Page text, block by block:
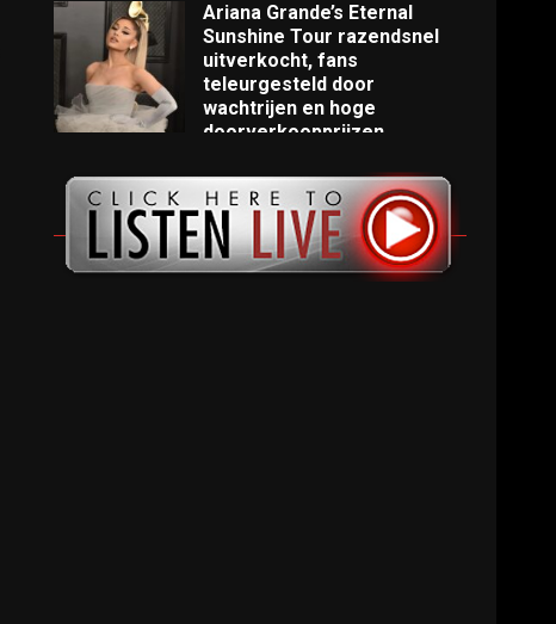
Ariana Grande’s Eternal
Sunshine Tour razendsnel
uitverkocht, fans
teleurgesteld door
wachtrijen en hoge
doorverkoopprijzen